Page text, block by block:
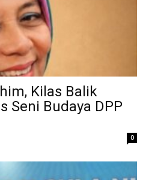
Kilas Balik
Seni Budaya DPP
0